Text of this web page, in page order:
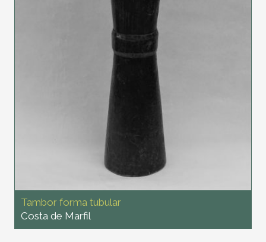
Tambor forma tubular
Costa de Marfil